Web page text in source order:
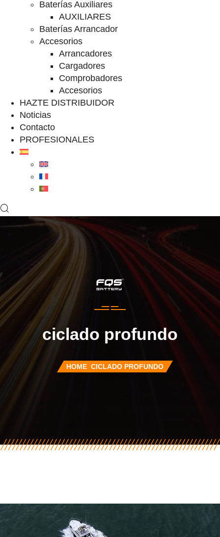
Baterías Auxiliares
AUXILIARES
Baterías Arrancador
Accesorios
Arrancadores
Cargadores
Comprobadores
Accesorios
HAZTE DISTRIBUIDOR
Noticias
Contacto
PROFESIONALES
ciclado profundo
HOME CICLADO PROFUNDO